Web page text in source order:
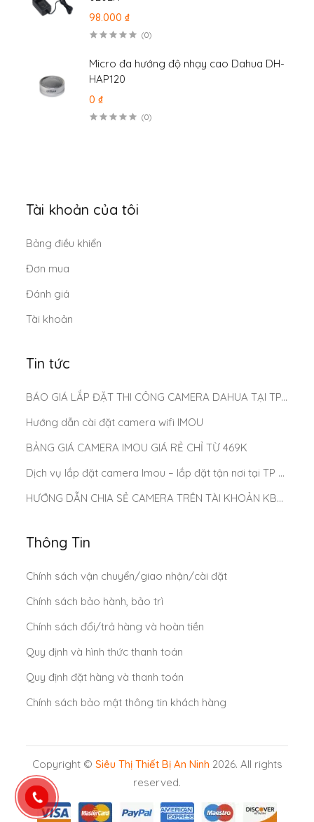
98.000 ₫
(0)
Micro đa hướng độ nhạy cao Dahua DH-
HAP120
0 ₫
(0)
Tài khoản của tôi
Bảng điều khiển
Đơn mua
Đánh giá
Tài khoản
Tin tức
BÁO GIÁ LẮP ĐẶT THI CÔNG CAMERA DAHUA TẠI TP.HCM MỚI NHẤT 2025
Hướng dẫn cài đặt camera wifi IMOU
BẢNG GIÁ CAMERA IMOU GIÁ RẺ CHỈ TỪ 469K
Dịch vụ lắp đặt camera Imou – lắp đặt tận nơi tại TP Hồ Chí Minh
HƯỚNG DẪN CHIA SẺ CAMERA TRÊN TÀI KHOẢN KBONE
Thông Tin
Chính sách vận chuyển/giao nhận/cài đặt
Chính sách bảo hành, bảo trì
Chính sách đổi/trả hàng và hoàn tiền
Quy định và hình thức thanh toán
Quy định đặt hàng và thanh toán
Chính sách bảo mật thông tin khách hàng
Copyright © Siêu Thị Thiết Bị An Ninh 2026. All rights
reserved.